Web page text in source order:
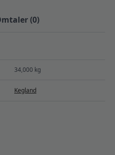
(0)
34,000 kg
Kegland